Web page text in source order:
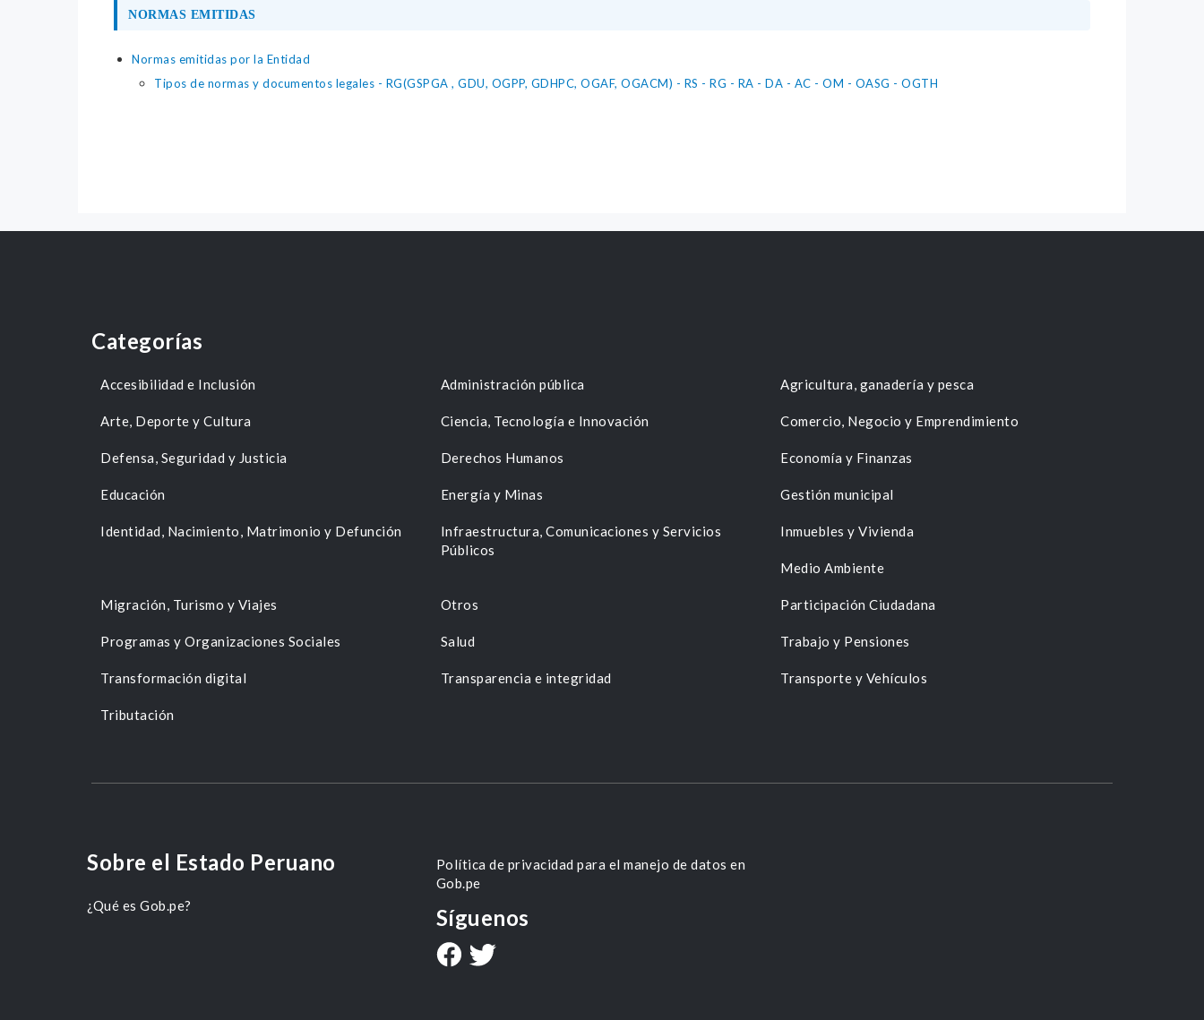
NORMAS EMITIDAS
Normas emitidas por la Entidad
Tipos de normas y documentos legales - RG(GSPGA , GDU, OGPP, GDHPC, OGAF, OGACM) - RS - RG - RA - DA - AC - OM - OASG - OGTH
Categorías
Accesibilidad e Inclusión Administración pública Agricultura, ganadería y pesca
Arte, Deporte y Cultura Ciencia, Tecnología e Innovación Comercio, Negocio y Emprendimiento
Defensa, Seguridad y Justicia Derechos Humanos Economía y Finanzas
Educación Energía y Minas Gestión municipal
Identidad, Nacimiento, Matrimonio y Defunción
Infraestructura, Comunicaciones y Servicios
Públicos
Inmuebles y Vivienda
Medio Ambiente
Migración, Turismo y Viajes Otros Participación Ciudadana
Programas y Organizaciones Sociales Salud Trabajo y Pensiones
Transformación digital Transparencia e integridad Transporte y Vehículos
Tributación
Sobre el Estado Peruano
¿Qué es Gob.pe?
Política de privacidad para el manejo de datos en
Gob.pe
Síguenos